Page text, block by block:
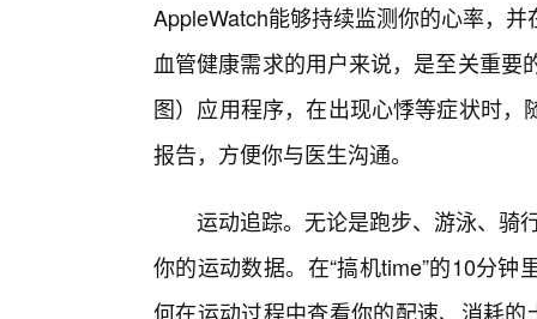
AppleWatch能够持续监测你的心率，
血管健康需求的用户来说，是至关重
图）应用程序，在出现心悸等症状时
报告，方便你与医生沟通。
运动追踪。无论是跑步、游泳、骑
你的运动数据。在“搞机time”的10分
何在运动过程中查看你的配速、消耗